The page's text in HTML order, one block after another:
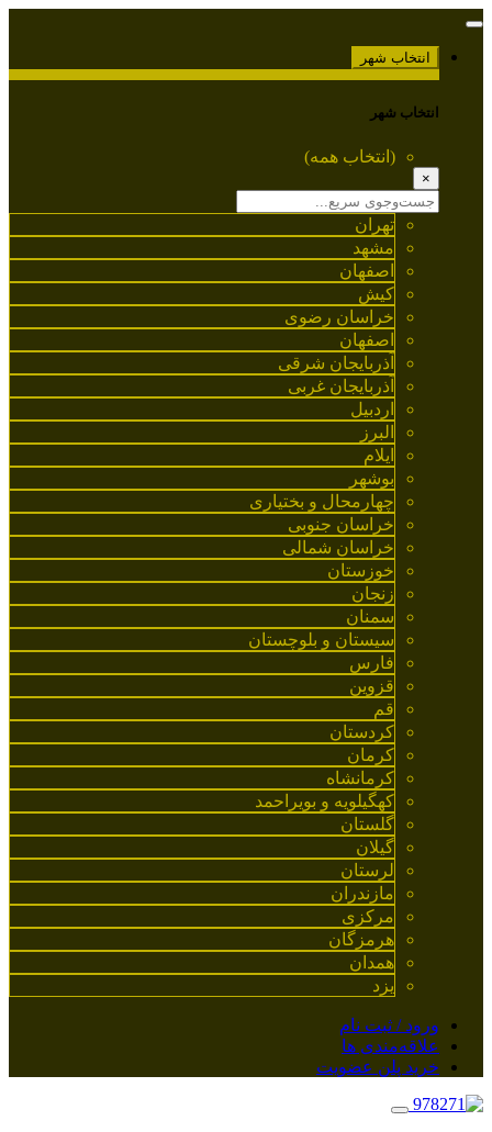
انتخاب شهر
انتخاب شهر
(انتخاب همه)
×
تهران
مشهد
اصفهان
کیش
خراسان رضوی
اصفهان
آذربایجان شرقی
آذربایجان غربی
اردبیل
البرز
ایلام
بوشهر
چهارمحال و بختیاری
خراسان جنوبی
خراسان شمالی
خوزستان
زنجان
سمنان
سیستان و بلوچستان
فارس
قزوین
قم
کردستان
کرمان
کرمانشاه
کهگیلویه و بویراحمد
گلستان
گیلان
لرستان
مازندران
مرکزی
هرمزگان
همدان
یزد
ورود / ثبت نام
علاقه‌مندی ها
خرید پلن عضویت